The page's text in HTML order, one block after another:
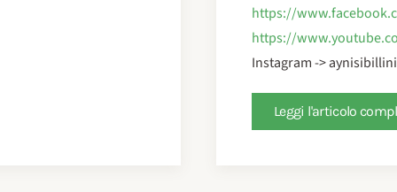
https://
https://
Instagram -> aynisibillini
Leggi l'articolo